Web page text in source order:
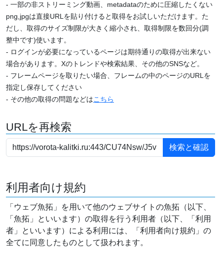
- 一部の非ストリーミング動画、metadataのために圧縮したくない
png,jpgは直接URLを貼り付けると取得をお試しいただけます。た
だし、取得のサイズ制限が大きく縮小され、取得制限を数回分(調
整中です)使います。
- ログインが必要になっているページは期待通りの取得が出来ない
場合があります。Xのトレンドや検索結果、その他のSNSなど。
- フレームページを取りたい場合、フレームの中のページのURLを
指定し保存してください
- その他の取得の問題などはこちら
URLを再検索
利用者向け規約
「ウェブ魚拓」を用いて他のウェブサイトの魚拓（以下、
「魚拓」といいます）の取得を行う利用者（以下、「利用
者」といいます）による利用には、「利用者向け規約」の
全てに同意したものとして扱われます。